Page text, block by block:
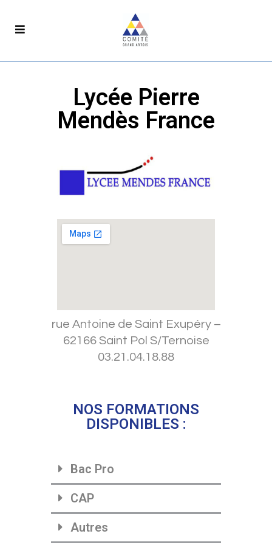
Lycée Pierre
Mendès France
rue Antoine de Saint Exupéry –
62166 Saint Pol S/Ternoise
03.21.04.18.88
NOS FORMATIONS
DISPONIBLES :
Bac Pro
CAP
Autres